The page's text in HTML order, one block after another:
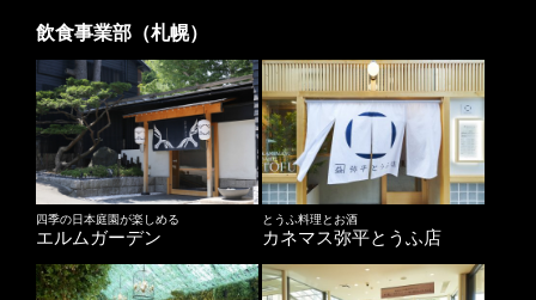
飲食事業部（札幌）
四季の日本庭園が楽しめる
エルムガーデン
とうふ料理とお酒
カネマス弥平とうふ店